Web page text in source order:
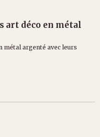
art déco en métal
métal argenté avec leurs